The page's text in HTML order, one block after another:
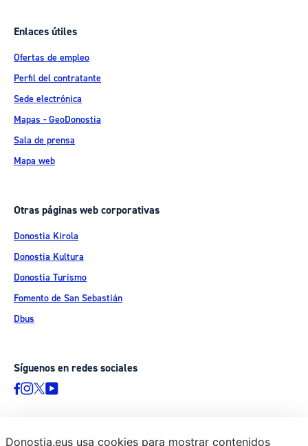
Enlaces útiles
Ofertas de empleo
Perfil del contratante
Sede electrónica
Mapas - GeoDonostia
Sala de prensa
Mapa web
Otras páginas web corporativas
Donostia Kirola
Donostia Kultura
Donostia Turismo
Fomento de San Sebastián
Dbus
Síguenos en redes sociales
Donostia.eus usa cookies para mostrar contenidos